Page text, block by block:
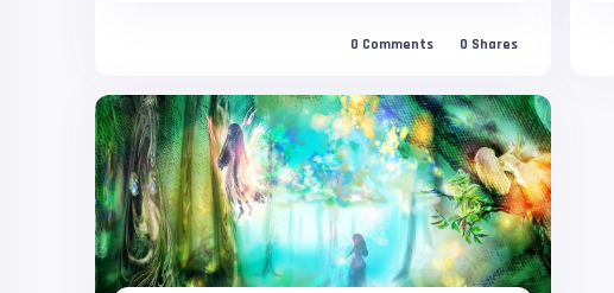
0 Comments 0 Shares